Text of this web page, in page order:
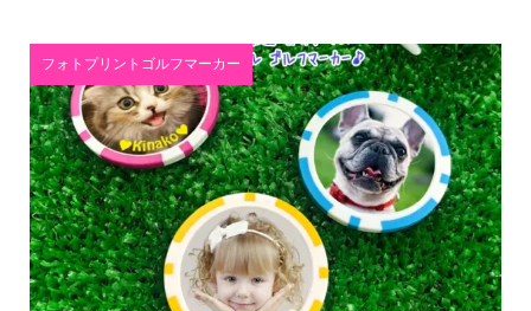
フォトプリントゴルフマーカー